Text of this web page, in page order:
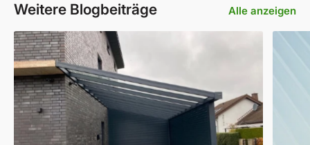
Weitere Blogbeiträge Alle anzeigen